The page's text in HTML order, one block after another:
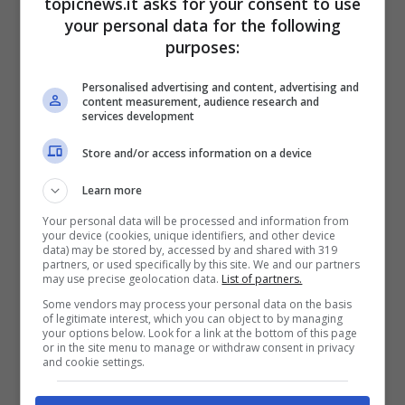
stata sposato con Gianna Scarpelli, dalla
quale si é separato in maniera consensuale e
con la quale ha mantenuto sempre ottimi
Carlo, Giulia e Paolo.L’attore ha sempre voluto
rimanere in disparte per quanto riguarda la sua
vita privata e nulla si sa il riguardo sue
successive frequentazioni, anche se si suppone
che sia single come più volte ha dichiarato.
your personal data for the following
purposes:
Personalised advertising and content, advertising and
content measurement, audience research and
services development
Store and/or access information on a device
Learn more
Your personal data will be processed and information from
your device (cookies, unique identifiers, and other device
data) may be stored by, accessed by and shared with 319
partners, or used specifically by this site. We and our partners
may use precise geolocation data. List of partners.
Some vendors may process your personal data on the basis
of legitimate interest, which you can object to by managing
your options below. Look for a link at the bottom of this page
or in the site menu to manage or withdraw consent in privacy
and cookie settings.